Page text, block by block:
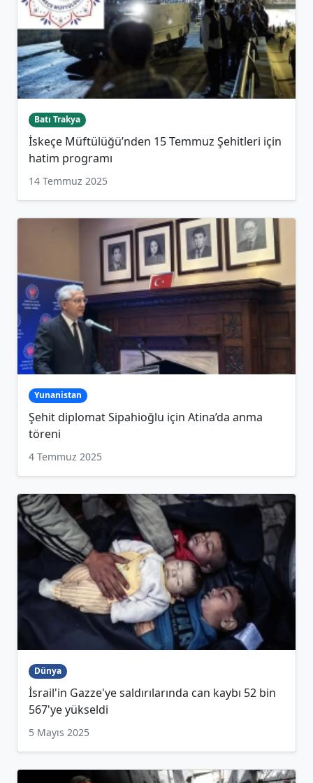
Batı Trakya
İskeçe Müftülüğü’nden 15 Temmuz Şehitleri için
hatim programı
14 Temmuz 2025
Yunanistan
Şehit diplomat Sipahioğlu için Atina’da anma
töreni
4 Temmuz 2025
Dünya
İsrail'in Gazze'ye saldırılarında can kaybı 52 bin
567'ye yükseldi
5 Mayıs 2025